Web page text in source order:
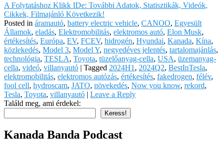
A Folytatáshoz Klikk IDe: További Adatok, Statisztikák, Videók,
Cikkek, Filmajánló Következik!
Posted in áramautó, battery electric vehicle, CANOO, Egyesült
Államok, eladás, Elektromobilitás, elektromos autó, Elon Musk,
értékesítés, Európa, EV, FCEV, hidrogén, Hyundai, Kanada, Kína,
közlekedés, Model 3, Model Y, negyedéves jelentés, tartalomajánlás,
technológia, TESLA, Toyota, tüzelőanyag-cella, USA, üzemanyag-
cella, videó, villanyautó | Tagged 2024H1 , 2024Q2, BestInTesla,
elektromobilitás, elektromos autózás, értékesítés, fakedrogen, félév,
fool cell, hydroscam, JATO, növekedés, Now you know, rekord,
Tesla, Toyota, villanyautó | Leave a Reply
Találd meg, ami érdekel:
Keress!
Kanada Banda Podcast